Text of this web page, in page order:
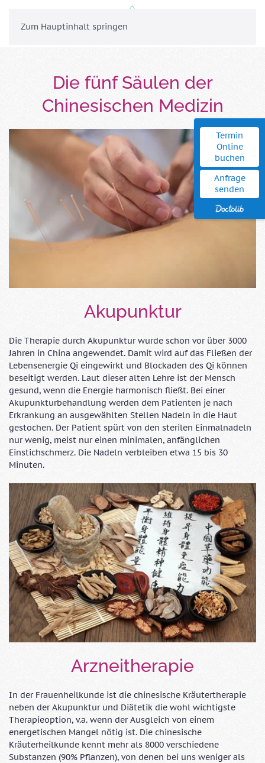
Zum Hauptinhalt springen
MENÜ
Termin
Online
buchen
Anfrage
senden
Die fünf Säulen der
Chinesischen Medizin
Akupunktur
Die Therapie durch Akupunktur wurde schon vor über 3000
Jahren in China angewendet. Damit wird auf das Fließen der
Lebensenergie Qi eingewirkt und Blockaden des Qi können
beseitigt werden. Laut dieser alten Lehre ist der Mensch
gesund, wenn die Energie harmonisch fließt. Bei einer
Akupunkturbehandlung werden dem Patienten je nach
Erkrankung an ausgewählten Stellen Nadeln in die Haut
gestochen. Der Patient spürt von den sterilen Einmalnadeln
nur wenig, meist nur einen minimalen, anfänglichen
Einstichschmerz. Die Nadeln verbleiben etwa 15 bis 30
Minuten.
Arzneitherapie
In der Frauenheilkunde ist die chinesische Kräutertherapie
neben der Akupunktur und Diätetik die wohl wichtigste
Therapieoption, v.a. wenn der Ausgleich von einem
energetischen Mangel nötig ist. Die chinesische
Kräuterheilkunde kennt mehr als 8000 verschiedene
Substanzen (90% Pflanzen), von denen bei uns weniger als